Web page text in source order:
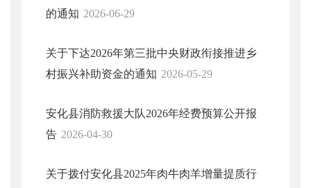
的通知 2026-06-29
关于下达2026年第三批中央财政衔接推进乡
村振兴补助资金的通知 2026-05-29
安化县消防救援大队2026年经费预算公开报
告 2026-04-30
关于拨付安化县2025年肉牛肉羊增量提质行